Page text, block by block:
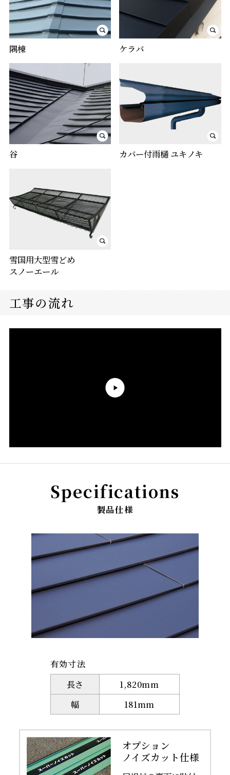
隅棟 ケラバ
谷 カバー付雨樋 ユキノキ
雪国用大型雪どめ
スノーエール
工事の流れ
Specifications
製品仕様
有効寸法
長さ
1,820mm
幅
181mm
オプション
ノイズカット仕様